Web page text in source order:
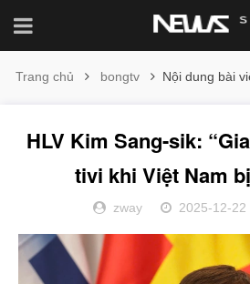
Trang chủ bongtv Nội dung bài
HLV Kim Sang-sik:
tivi khi Việt Nam
zway 2025-12-22